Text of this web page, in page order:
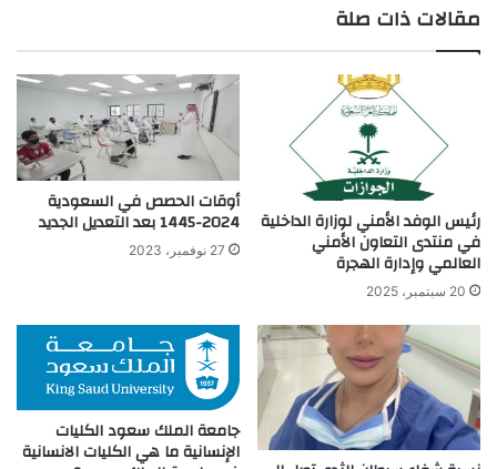
مقالات ذات صلة
رئيس الوفد الأمني لوزارة الداخلية
في منتدى التعاون الأمني
العالمي وإدارة الهجرة
20 سبتمبر، 2025
أوقات الحصص في السعودية
2024-1445 بعد التعديل الجديد
27 نوفمبر، 2023
جامعة الملك سعود الكليات
الإنسانية ما هي الكليات الانسانية